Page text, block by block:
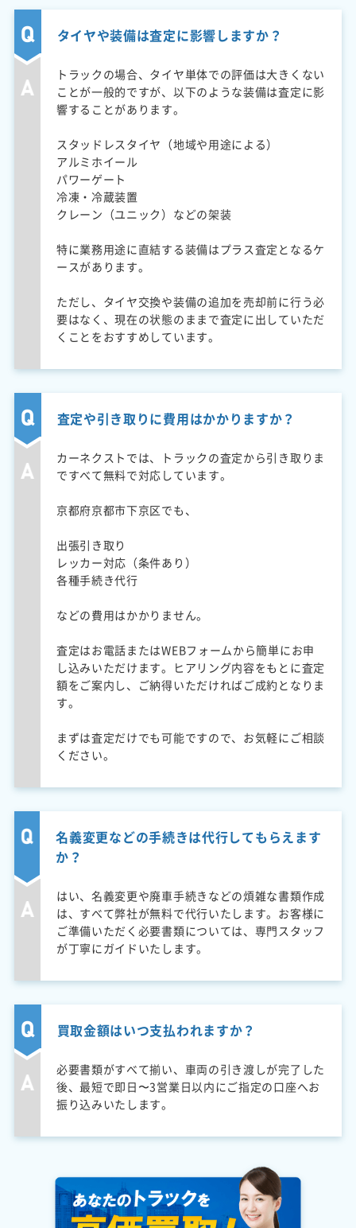
タイヤや装備は査定に影響しますか？
トラックの場合、タイヤ単体での評価は大きくない
ことが一般的ですが、以下のような装備は査定に影
響することがあります。
スタッドレスタイヤ（地域や用途による）
アルミホイール
パワーゲート
冷凍・冷蔵装置
クレーン（ユニック）などの架装
特に業務用途に直結する装備はプラス査定となるケ
ースがあります。
ただし、タイヤ交換や装備の追加を売却前に行う必
要はなく、現在の状態のままで査定に出していただ
くことをおすすめしています。
査定や引き取りに費用はかかりますか？
カーネクストでは、トラックの査定から引き取りま
ですべて無料で対応しています。
京都府京都市下京区でも、
出張引き取り
レッカー対応（条件あり）
各種手続き代行
などの費用はかかりません。
査定はお電話またはWEBフォームから簡単にお申
し込みいただけます。ヒアリング内容をもとに査定
額をご案内し、ご納得いただければご成約となりま
す。
まずは査定だけでも可能ですので、お気軽にご相談
ください。
名義変更などの手続きは代行してもらえます
か？
はい、名義変更や廃車手続きなどの煩雑な書類作成
は、すべて弊社が無料で代行いたします。お客様に
ご準備いただく必要書類については、専門スタッフ
が丁寧にガイドいたします。
買取金額はいつ支払われますか？
必要書類がすべて揃い、車両の引き渡しが完了した
後、最短で即日〜3営業日以内にご指定の口座へお
振り込みいたします。